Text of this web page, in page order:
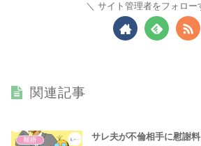
サイト管理者をフォロー
関連記事
離婚 サレ夫が不倫相手に慰謝